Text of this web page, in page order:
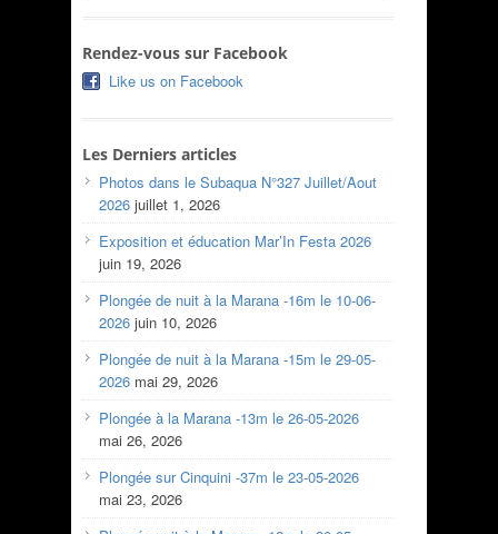
Rendez-vous sur Facebook
Like us on Facebook
Les Derniers articles
Photos dans le Subaqua N°327 Juillet/Aout
2026 juillet 1, 2026
Exposition et éducation Mar’In Festa 2026
juin 19, 2026
Plongée de nuit à la Marana -16m le 10-06-
2026 juin 10, 2026
Plongée de nuit à la Marana -15m le 29-05-
2026 mai 29, 2026
Plongée à la Marana -13m le 26-05-2026
mai 26, 2026
Plongée sur Cinquini -37m le 23-05-2026
mai 23, 2026